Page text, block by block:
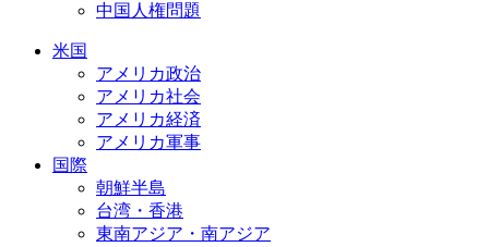
中国人権問題
米国
アメリカ政治
アメリカ社会
アメリカ経済
アメリカ軍事
国際
朝鮮半島
台湾・香港
東南アジア・南アジア